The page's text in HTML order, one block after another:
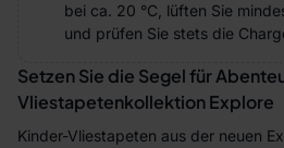
bei ca. 20 °C, lüften Sie
und prüfen Sie stets die
Setzen Sie die Segel für
Vliestapetenkollektion Explore
Kinder-Vliestapeten aus der neuen